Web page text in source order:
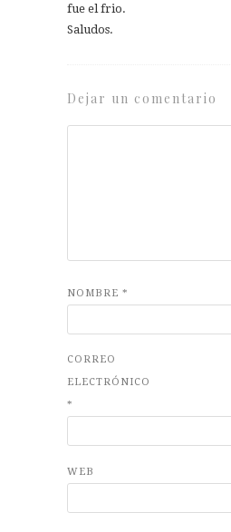
fue el frio.
Saludos.
Dejar un comentario
NOMBRE *
CORREO
ELECTRÓNICO
*
WEB